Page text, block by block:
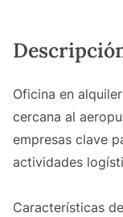
Oficina en
cercana al
empresas clave
actividades
Características